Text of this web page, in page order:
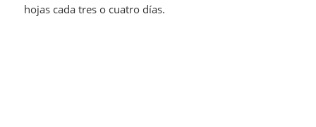
hojas cada tres o cuatro días.